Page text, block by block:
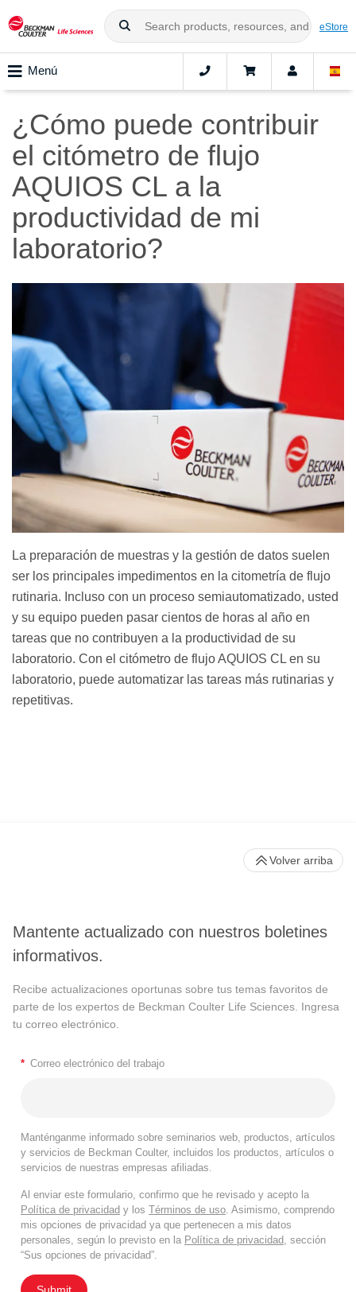
eStore
Menú
¿Cómo puede contribuir
el citómetro de flujo
AQUIOS CL a la
productividad de mi
laboratorio?
La preparación de muestras y la gestión de datos suelen
ser los principales impedimentos en la citometría de flujo
rutinaria. Incluso con un proceso semiautomatizado, usted
y su equipo pueden pasar cientos de horas al año en
tareas que no contribuyen a la productividad de su
laboratorio. Con el citómetro de flujo AQUIOS CL en su
laboratorio, puede automatizar las tareas más rutinarias y
repetitivas.
Mantente actualizado con nuestros boletines
informativos.
Recibe actualizaciones oportunas sobre tus temas favoritos de
parte de los expertos de Beckman Coulter Life Sciences. Ingresa
tu correo electrónico.
* Correo electrónico del trabajo
Manténganme informado sobre seminarios web, productos, artículos
y servicios de Beckman Coulter, incluidos los productos, artículos o
servicios de nuestras empresas afiliadas.
Al enviar este formulario, confirmo que he revisado y acepto la
Política de privacidad y los Términos de uso . Asimismo, comprendo
mis opciones de privacidad ya que pertenecen a mis datos
personales, según lo previsto en la Política de privacidad , sección
“Sus opciones de privacidad”.
Submit
Volver arriba